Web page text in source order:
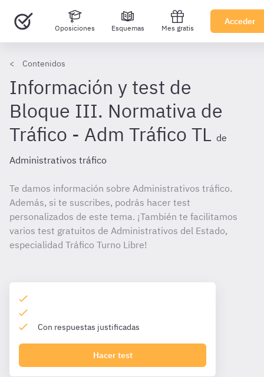
Oposiciones Esquemas Mes gratis
Acceder
Contenidos
Información y test de
Bloque III. Normativa de
Tráfico - Adm Tráfico TL de
Administrativos tráfico
Te damos información sobre Administrativos tráfico.
Además, si te suscribes, podrás hacer test
personalizados de este tema. ¡También te facilitamos
varios test gratuitos de Administrativos del Estado,
especialidad Tráfico Turno Libre!
Con respuestas justificadas
Hacer test